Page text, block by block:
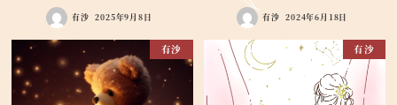
有沙 2025年9月8日 有沙 2024年6月18日
有沙 有沙